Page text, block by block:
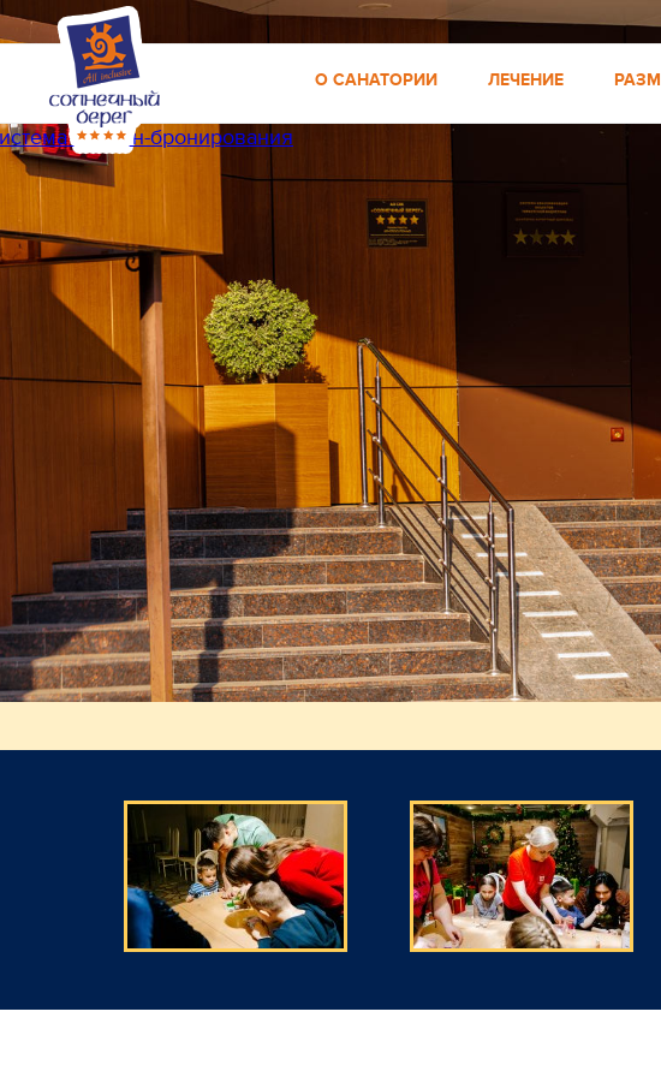
О САНАТОРИИ ЛЕЧЕНИЕ
онлайн-бронирования
Система «Всё включено»
Питание по системе «Шведский
Детская и взрослая анимация,
Большой перечень программ
Удобное расположение рядом с
Домашняя атмосфера
Бассейны (детский, взрослый)